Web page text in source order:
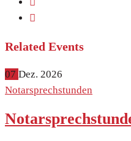
Related Events
07 Dez. 2026
Notarsprechstunden